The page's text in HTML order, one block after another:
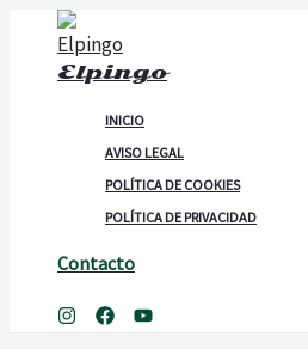
contenido
Elpingo
INICIO
AVISO LEGAL
POLÍTICA DE COOKIES
POLÍTICA DE PRIVACIDAD
Contacto